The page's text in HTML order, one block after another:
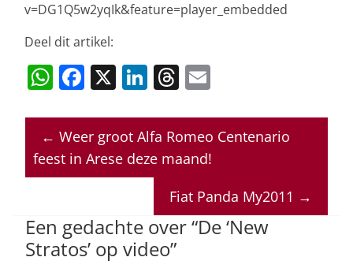
v=DG1Q5w2yqIk&feature=player_embedded
Deel dit artikel:
W
at
s
A
p
F
c
e
b
o
k
X Li
k
e
dI
T
re
a
s
ai
l
← Weer groot Alfa Romeo Centenario
feest in Arese deze maand!
Fiat Panda My2011 →
Een gedachte over “De ‘New
Stratos’ op video”